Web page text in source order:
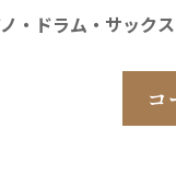
・ドラム・ サックス